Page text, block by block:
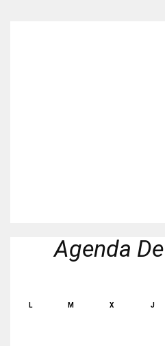
Agenda
L M X J